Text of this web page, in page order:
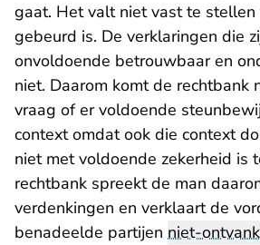
gaat. Het valt niet vast te
gebeurd is. De verklaringen die
onvoldoende betrouwbaar en
niet. Daarom komt de rechtbank
vraag of er voldoende
context omdat ook die context
niet met voldoende zekerheid is
rechtbank spreekt de man
verdenkingen en verklaart de
benadeelde partijen niet-